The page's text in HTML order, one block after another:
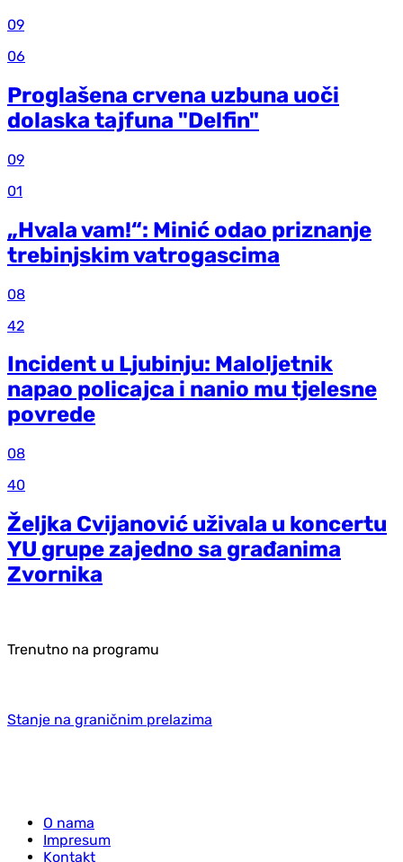
09
06
Proglašena crvena uzbuna uoči
dolaska tajfuna "Delfin"
09
01
„Hvala vam!“: Minić odao priznanje
trebinjskim vatrogascima
08
42
Incident u Ljubinju: Maloljetnik
napao policajca i nanio mu tjelesne
povrede
08
40
Željka Cvijanović uživala u koncertu
YU grupe zajedno sa građanima
Zvornika
Trenutno na programu
Stanje na graničnim prelazima
O nama
Impresum
Kontakt